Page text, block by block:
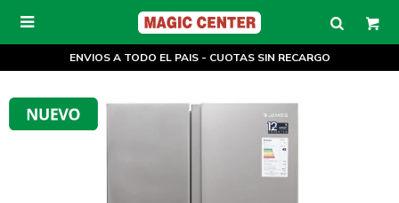

ENVIOS A TODO EL PAIS - CUOTAS SIN RECARGO